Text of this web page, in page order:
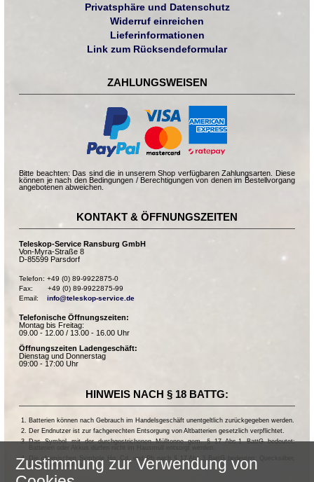
Privatsphäre und Datenschutz
Widerruf einreichen
Lieferinformationen
Link zum Rücksendeformular
ZAHLUNGSWEISEN
Bitte beachten: Das sind die in unserem Shop verfügbaren Zahlungsarten. Diese
können je nach den Bedingungen / Berechtigungen von denen im Bestellvorgang
angebotenen abweichen.
KONTAKT & ÖFFNUNGSZEITEN
Teleskop-Service Ransburg GmbH
Von-Myra-Straße 8
D-85599 Parsdorf
Telefon: +49 (0) 89-9922875-0
Fax:       +49 (0) 89-9922875-99
Email: info@teleskop-service.de
Telefonische Öffnungszeiten:
Montag bis Freitag:
09.00 - 12.00 / 13.00 - 16.00 Uhr
Öffnungszeiten Ladengeschäft:
Dienstag und Donnerstag
09:00 - 17:00 Uhr
HINWEIS NACH § 18 BATTG:
Batterien können nach Gebrauch im Handelsgeschäft unentgeltlich zurückgegeben werden.
Der Endnutzer ist zur fachgerechten Entsorgung von Altbatterien gesetzlich verpflichtet.
Das Symbol mit der durchgestrichenen Mülltonne gem. § 17 Abs.1 BattG bedeutet:
Die chemischen Symbole Hg, Cd, und Pb nach § 17 Abs.3 BattG bedeuten: Quecksilber,
Cadmium und Blei.
Zustimmung zur Verwendung von